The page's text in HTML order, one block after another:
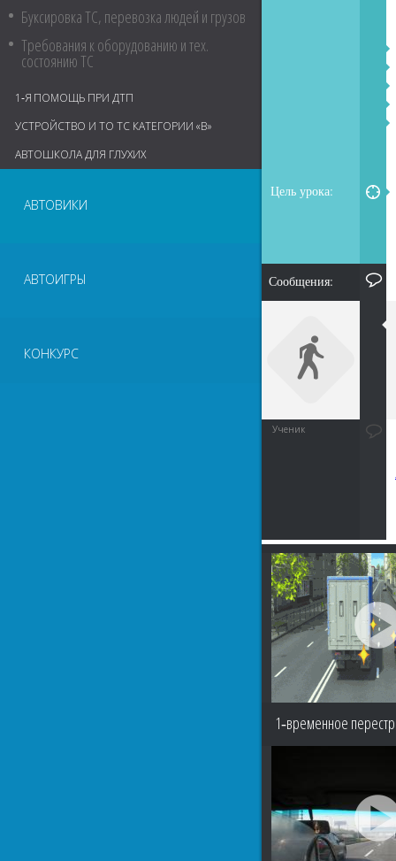
Буксировка ТС, перевозка людей и грузов
Требования к оборудованию и тех.
состоянию ТС
1‑Я ПОМОЩЬ ПРИ ДТП
УСТРОЙСТВО И ТО ТС КАТЕГОРИИ «В»
АВТОШКОЛА ДЛЯ ГЛУХИХ
АВТОВИКИ
АВТОИГРЫ
КОНКУРС
Цель урока:
Сообщения:
Ученик
1‑временное